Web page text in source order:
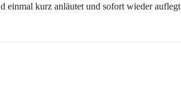
einmal kurz anläutet und sofort wieder